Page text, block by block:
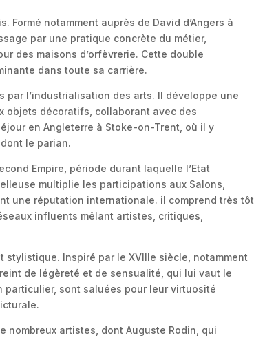
Formé notamment auprès de David d’Angers à
par une pratique concrète du métier,
des maisons d’orfèvrerie. Cette double
dans toute sa carrière.
l’industrialisation des arts. Il développe une
objets décoratifs, collaborant avec des
en Angleterre à Stoke-on-Trent, où il y
le parian.
Empire, période durant laquelle l’Etat
multiplie les participations aux Salons,
une réputation internationale. il comprend très tôt
influents mêlant artistes, critiques,
Inspiré par le XVIIIe siècle, notamment
de légèreté et de sensualité, qui lui vaut le
particulier, sont saluées pour leur virtuosité
nombreux artistes, dont Auguste Rodin, qui